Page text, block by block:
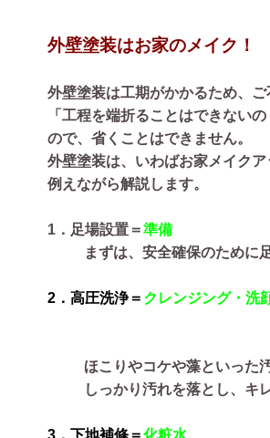
外壁塗装はお家のメイク！
外壁塗装は工期がかかるため、
「工程を端折ることはできない
ので、省くことはできません。
外壁塗装は、いわばお家メイク
例えながら解説します。
1．足場設置＝準備
まずは、安全確保のために
2．高圧洗浄＝ クレンジング・洗
ほこりやコケや藻といった
しっかり汚れを落とし、キ
3．下地補修＝化粧水